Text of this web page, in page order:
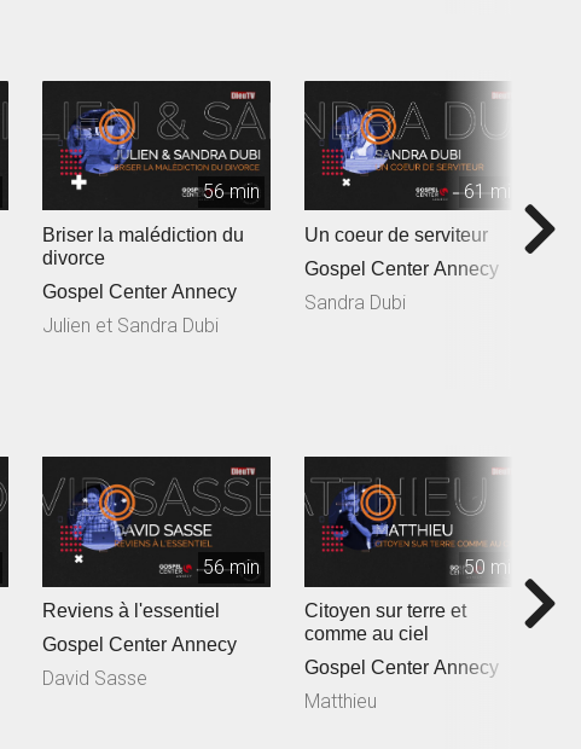
56 min
Briser la malédiction du
divorce
Gospel Center Annecy
Julien et Sandra Dubi
61 min
Un coeur de serviteur
Gospel Center Annecy
Sandra Dubi
56 min
Reviens à l'essentiel
Gospel Center Annecy
David Sasse
50 min
Citoyen sur terre et
comme au ciel
Gospel Center Annecy
Matthieu